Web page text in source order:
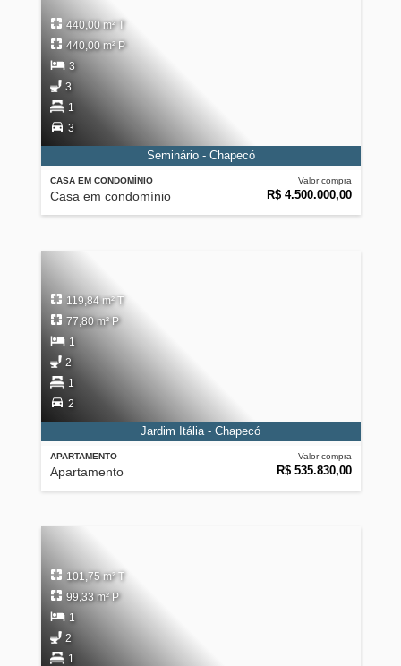
CASA EM CONDOMÍNIO
Casa em condomínio
Valor compra
R$ 4.500.000,00
440,00 m² T
440,00 m² P
3
3
1
3
Seminário - Chapecó
APARTAMENTO
Apartamento
Valor compra
R$ 535.830,00
119,84 m² T
77,80 m² P
1
2
1
2
Jardim Itália - Chapecó
101,75 m² T
99,33 m² P
1
2
1